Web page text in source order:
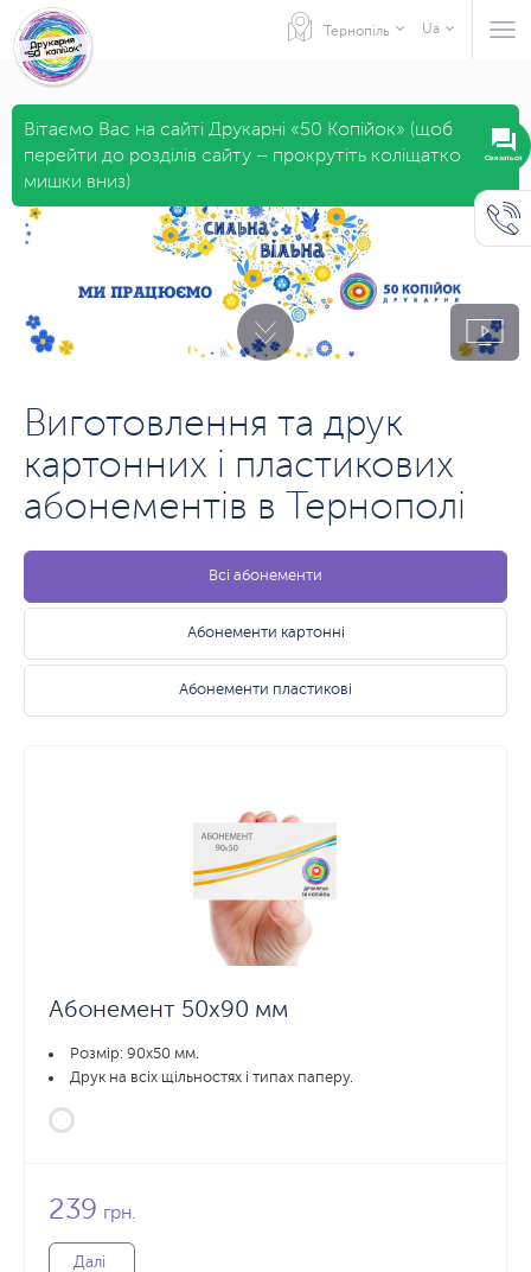
Тернопіль Ua
Вітаємо Вас на сайті Друкарні «50 Копійок» (щоб
перейти до розділів сайту – прокрутіть коліщатко
мишки вниз)
Виготовлення та друк
картонних і пластикових
абонементів в Тернополі
Всі абонементи
Абонементи картонні
Абонементи пластикові
Абонемент 50х90 мм
Розмір: 90x50 мм.
Друк на всіх щільностях і типах паперу.
239 грн.
Далі
Связаться